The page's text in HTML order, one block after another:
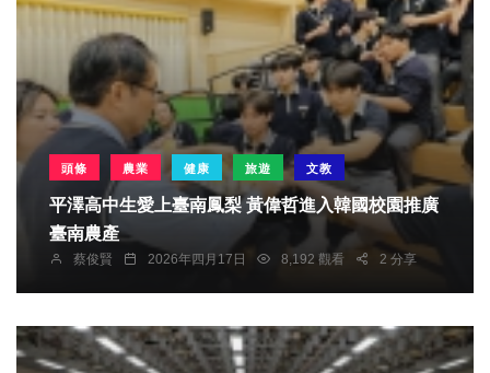
頭條 農業 健康 旅遊 文教
平澤高中生愛上臺南鳳梨 黃偉哲進入韓國校園推廣
臺南農產
蔡俊賢 2026年四月17日 8,192 觀看 2 分享